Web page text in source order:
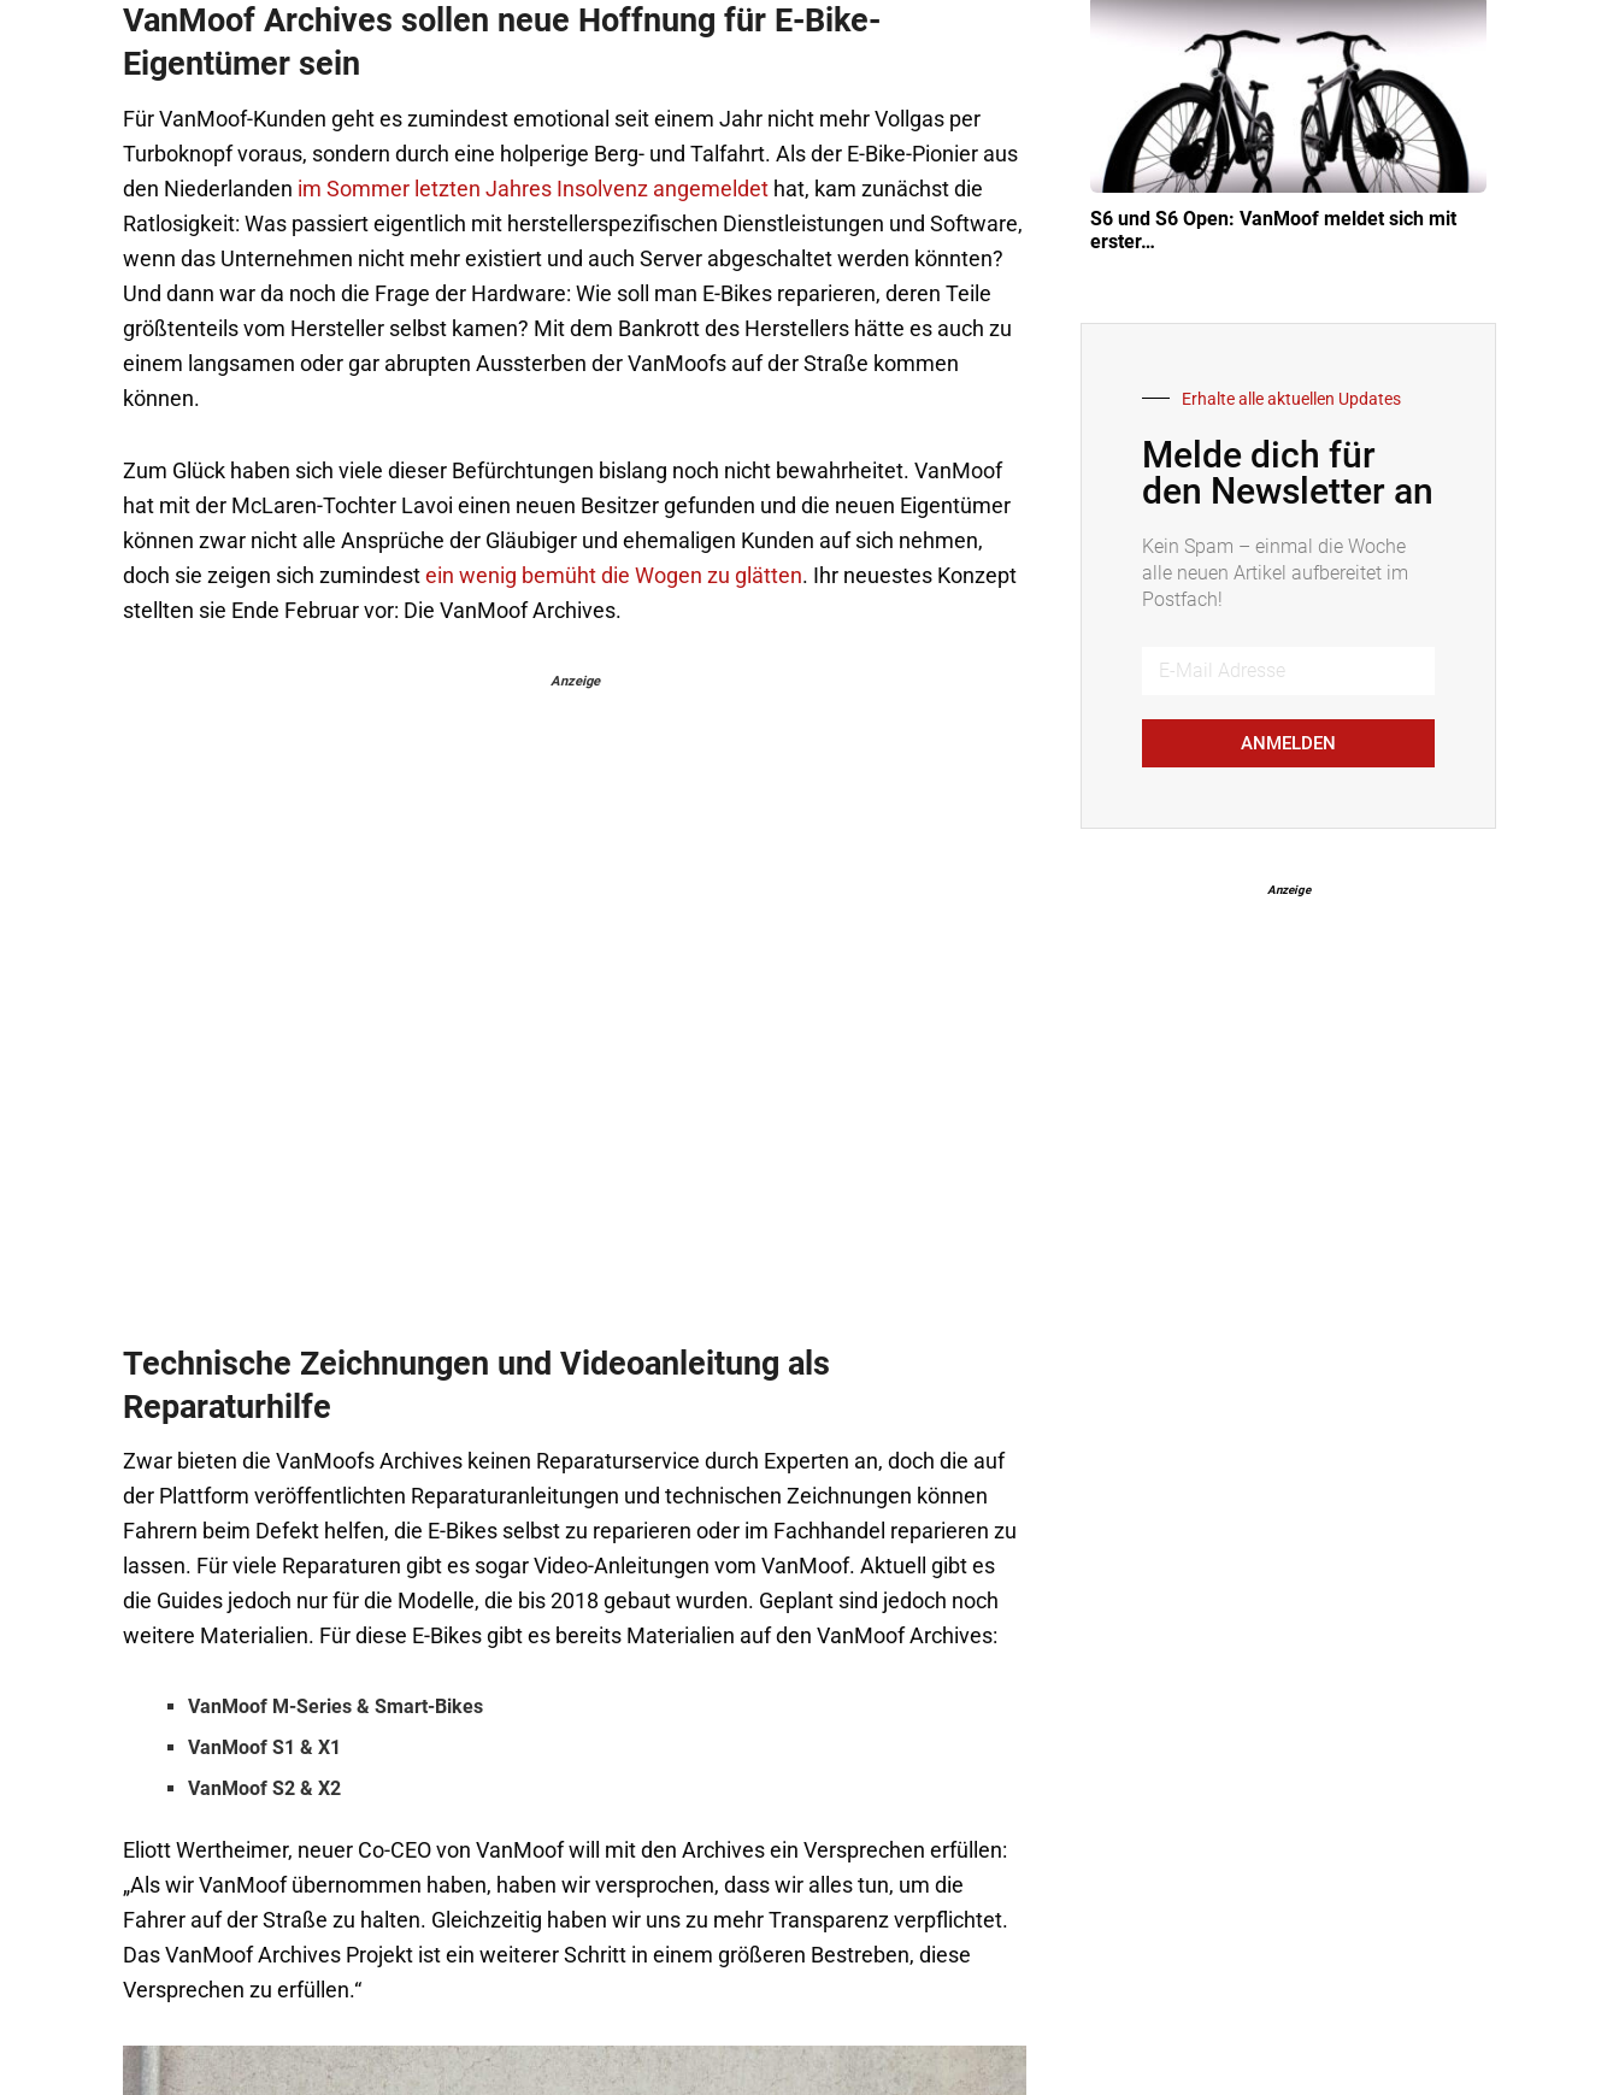
VanMoof Archives sollen neue Hoffnung für E-Bike-
Eigentümer sein
Für VanMoof-Kunden geht es zumindest emotional seit einem Jahr nicht mehr Vollgas per
Turboknopf voraus, sondern durch eine holperige Berg- und Talfahrt. Als der E-Bike-Pionier aus
den Niederlanden im Sommer letzten Jahres Insolvenz angemeldet hat, kam zunächst die
Ratlosigkeit: Was passiert eigentlich mit herstellerspezifischen Dienstleistungen und Software,
wenn das Unternehmen nicht mehr existiert und auch Server abgeschaltet werden könnten?
Und dann war da noch die Frage der Hardware: Wie soll man E-Bikes reparieren, deren Teile
größtenteils vom Hersteller selbst kamen? Mit dem Bankrott des Herstellers hätte es auch zu
einem langsamen oder gar abrupten Aussterben der VanMoofs auf der Straße kommen
können.
Zum Glück haben sich viele dieser Befürchtungen bislang noch nicht bewahrheitet. VanMoof
hat mit der McLaren-Tochter Lavoi einen neuen Besitzer gefunden und die neuen Eigentümer
können zwar nicht alle Ansprüche der Gläubiger und ehemaligen Kunden auf sich nehmen,
doch sie zeigen sich zumindest ein wenig bemüht die Wogen zu glätten. Ihr neuestes Konzept
stellten sie Ende Februar vor: Die VanMoof Archives.
Anzeige
Technische Zeichnungen und Videoanleitung als
Reparaturhilfe
Zwar bieten die VanMoofs Archives keinen Reparaturservice durch Experten an, doch die auf
der Plattform veröffentlichten Reparaturanleitungen und technischen Zeichnungen können
Fahrern beim Defekt helfen, die E-Bikes selbst zu reparieren oder im Fachhandel reparieren zu
lassen. Für viele Reparaturen gibt es sogar Video-Anleitungen vom VanMoof. Aktuell gibt es
die Guides jedoch nur für die Modelle, die bis 2018 gebaut wurden. Geplant sind jedoch noch
weitere Materialien. Für diese E-Bikes gibt es bereits Materialien auf den VanMoof Archives:
VanMoof M-Series & Smart-Bikes
VanMoof S1 & X1
VanMoof S2 & X2
Eliott Wertheimer, neuer Co-CEO von VanMoof will mit den Archives ein Versprechen erfüllen:
„Als wir VanMoof übernommen haben, haben wir versprochen, dass wir alles tun, um die
Fahrer auf der Straße zu halten. Gleichzeitig haben wir uns zu mehr Transparenz verpflichtet.
Das VanMoof Archives Projekt ist ein weiterer Schritt in einem größeren Bestreben, diese
Versprechen zu erfüllen.“
S6 und S6 Open: VanMoof meldet sich mit
erster…
Erhalte alle aktuellen Updates
Melde dich für
den Newsletter an
Kein Spam – einmal die Woche
alle neuen Artikel aufbereitet im
Postfach!
ANMELDEN
Anzeige